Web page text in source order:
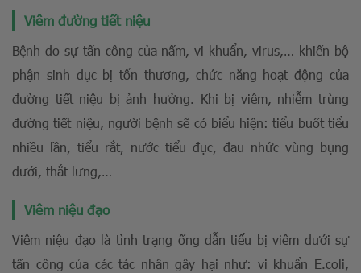
Viêm đường tiết niệu
Bệnh do sự tấn công của nấm, vi khuẩn, virus,… khiến bộ
phận sinh dục bị tổn thương, chức năng hoạt động của
đường tiết niệu bị ảnh hưởng. Khi bị viêm, nhiễm trùng
đường tiết niệu, người bệnh sẽ có biểu hiện: tiểu buốt tiểu
nhiều lần, tiểu rắt, nước tiểu đục, đau nhức vùng bụng
dưới, thắt lưng,…
Viêm niệu đạo
Viêm niệu đạo là tình trạng ống dẫn tiểu bị viêm dưới sự
tấn công của các tác nhân gây hại như: vi khuẩn E.coli,